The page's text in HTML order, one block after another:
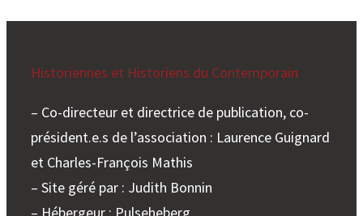
Historiennes et Historiens du Contemporain
– Co-directeur et directrice de publication, co-
président.e.s de l’association : Laurence Guignard
et Charles-François Mathis
– Site géré par : Judith Bonnin
– Hébergeur : Pulseheberg